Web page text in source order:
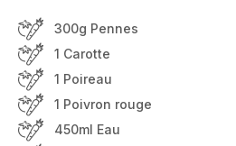
300g Pennes
1 Carotte
1 Poireau
1 Poivron rouge
450ml Eau